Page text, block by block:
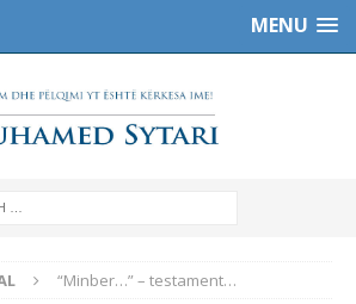
MENU
“Minber…” – testament…